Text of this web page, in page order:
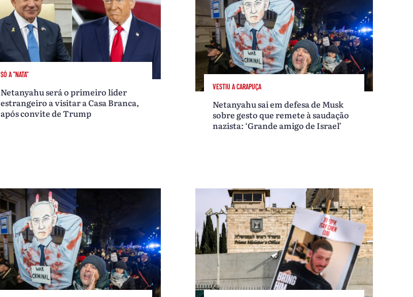
SÓ A "NATA"
Netanyahu será o primeiro líder
estrangeiro a visitar a Casa Branca,
após convite de Trump
VESTIU A CARAPUÇA
Netanyahu sai em defesa de Musk
sobre gesto que remete à saudação
nazista: ‘Grande amigo de Israel’